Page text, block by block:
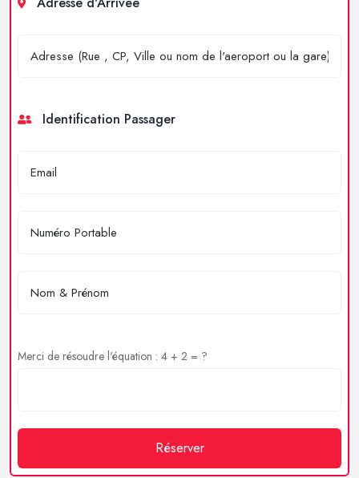
Identification Passager
Merci de résoudre l'équation : 4 + 2 = ?
Réserver